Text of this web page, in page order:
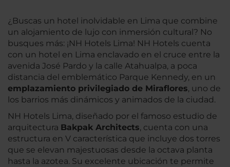
¿Buscas un hotel inolvidable en Lima que combine
un alojamiento de lujo con inmersión cultural? No
busques más: ¡NH Hotels Lima! NH Hotels cuenta
con un hotel en Lima enclavado en el cruce entre la
avenida José Pardo y la calle Atahualpa, a poca
distancia del emblemático Parque Kennedy, en un
emplazamiento privilegiado de Miraflores, uno de
los barrios más dinámicos y animados de la ciudad.
NH Hotels Lima, diseñado por el famoso estudio de
arquitectura Bakpak Architects, cuenta con una
estructura en V característica que incluye dos torres
que se elevan majestuosas desde la octava planta
hasta la azotea. Su excelente ubicación te permite